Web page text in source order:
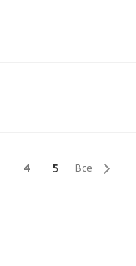
4 5 Все